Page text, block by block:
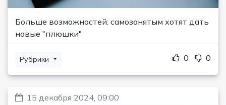
Больше возможностей: самозанятым хотят дать
новые "плюшки"
Рубрики 0 0
15 декабря 2024, 09:00